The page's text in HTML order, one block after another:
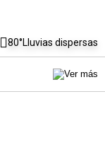
80°Lluvias dispersas